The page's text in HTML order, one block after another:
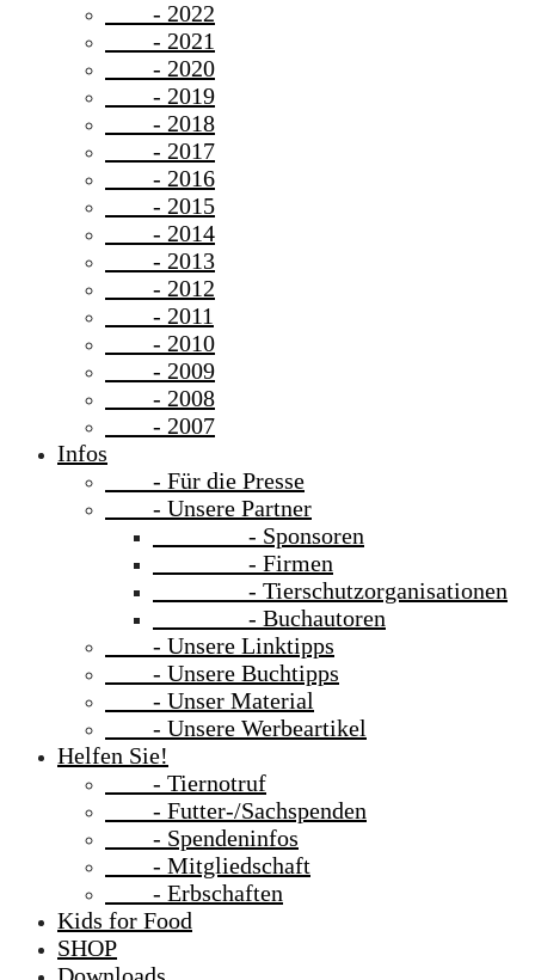
- 2022
- 2021
- 2020
- 2019
- 2018
- 2017
- 2016
- 2015
- 2014
- 2013
- 2012
- 2011
- 2010
- 2009
- 2008
- 2007
Infos
- Für die Presse
- Unsere Partner
- Sponsoren
- Firmen
- Tierschutzorganisationen
- Buchautoren
- Unsere Linktipps
- Unsere Buchtipps
- Unser Material
- Unsere Werbeartikel
Helfen Sie!
- Tiernotruf
- Futter-/Sachspenden
- Spendeninfos
- Mitgliedschaft
- Erbschaften
Kids for Food
SHOP